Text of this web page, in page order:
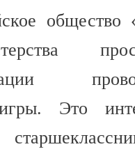
общество
Это